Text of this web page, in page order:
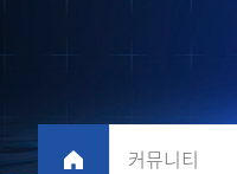
커뮤니티